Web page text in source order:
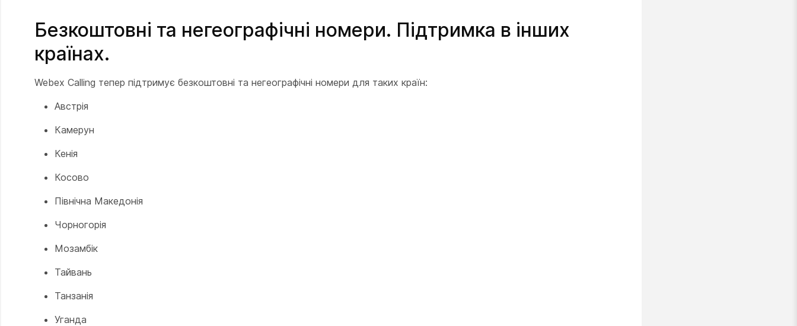
Безкоштовні та негеографічні номери. Підтримка в інших
країнах.
Webex Calling тепер підтримує безкоштовні та негеографічні номери для таких країн:
Австрія
Камерун
Кенія
Косово
Північна Македонія
Чорногорія
Мозамбік
Тайвань
Танзанія
Уганда